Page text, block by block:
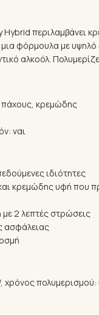
περιλαμβάνει
μια φόρμουλα με
αλκοόλ.
κρεμώδης
ναι
ιδιότητες
κρεμώδης υφή που
με 2 λεπτές στρώσεις
ασφάλειας
χρόνος